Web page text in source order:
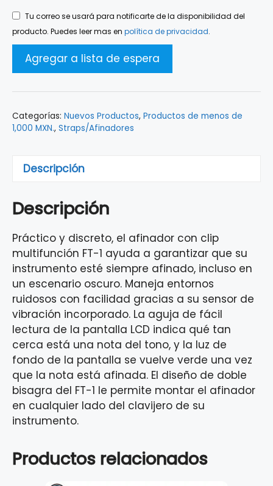
Tu correo se usará para notificarte de la disponibilidad del
producto. Puedes leer mas en política de privacidad.
Categorías: Nuevos Productos, Productos de menos de
1,000 MXN., Straps/Afinadores
Descripción
Descripción
Práctico y discreto, el afinador con clip
multifunción FT-1 ayuda a garantizar que su
instrumento esté siempre afinado, incluso en
un escenario oscuro. Maneja entornos
ruidosos con facilidad gracias a su sensor de
vibración incorporado. La aguja de fácil
lectura de la pantalla LCD indica qué tan
cerca está una nota del tono, y la luz de
fondo de la pantalla se vuelve verde una vez
que la nota está afinada. El diseño de doble
bisagra del FT-1 le permite montar el afinador
en cualquier lado del clavijero de su
instrumento.
Productos relacionados